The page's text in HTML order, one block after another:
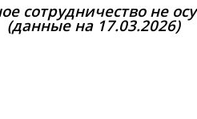
сотрудничество не
(данные на 17.03.2026)